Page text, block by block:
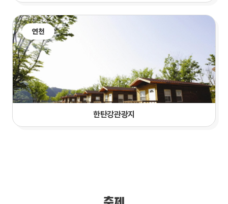
연천
한탄강관광지